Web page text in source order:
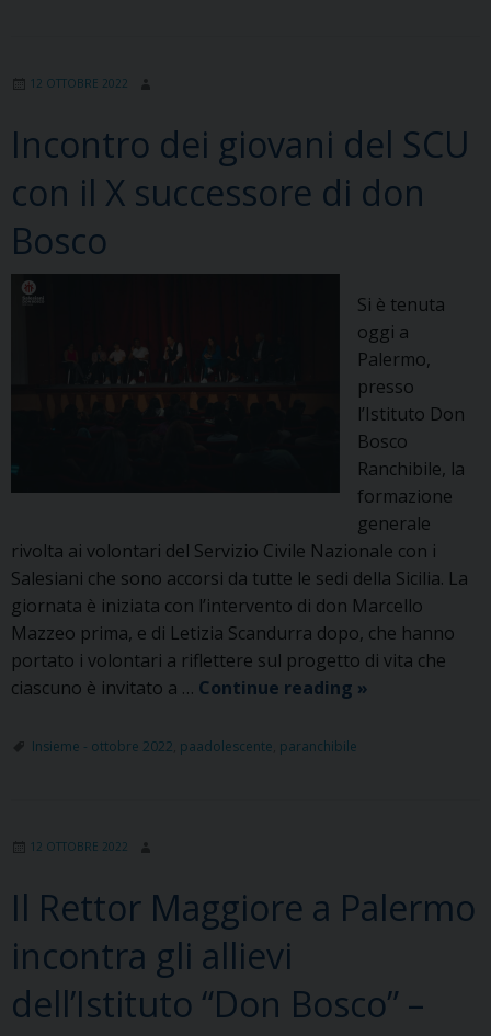
12 OTTOBRE 2022
Incontro dei giovani del SCU
con il X successore di don
Bosco
Si è tenuta
oggi a
Palermo,
presso
l’Istituto Don
Bosco
Ranchibile, la
formazione
generale
rivolta ai volontari del Servizio Civile Nazionale con i
Salesiani che sono accorsi da tutte le sedi della Sicilia. La
giornata è iniziata con l’intervento di don Marcello
Mazzeo prima, e di Letizia Scandurra dopo, che hanno
portato i volontari a riflettere sul progetto di vita che
ciascuno è invitato a … Continue reading Incontro
successore
Bosco
»
Insieme - ottobre 2022 paadolescente paranchibile
12 OTTOBRE 2022
Il Rettor Maggiore a Palermo
incontra gli allievi
dell’Istituto “Don Bosco” –